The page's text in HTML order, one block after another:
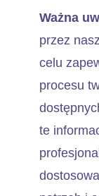
Ważna
przez
celu
procesu
te